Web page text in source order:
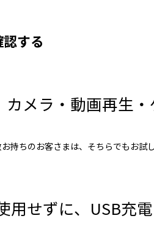
する
カメラ・動画再生
持ちのお客さまは、そちらでもお試
用せずに、USB充